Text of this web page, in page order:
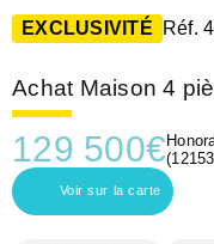
EXCLUSIVITÉ Réf.
Achat Maison 4
129 500€
Voir sur la carte